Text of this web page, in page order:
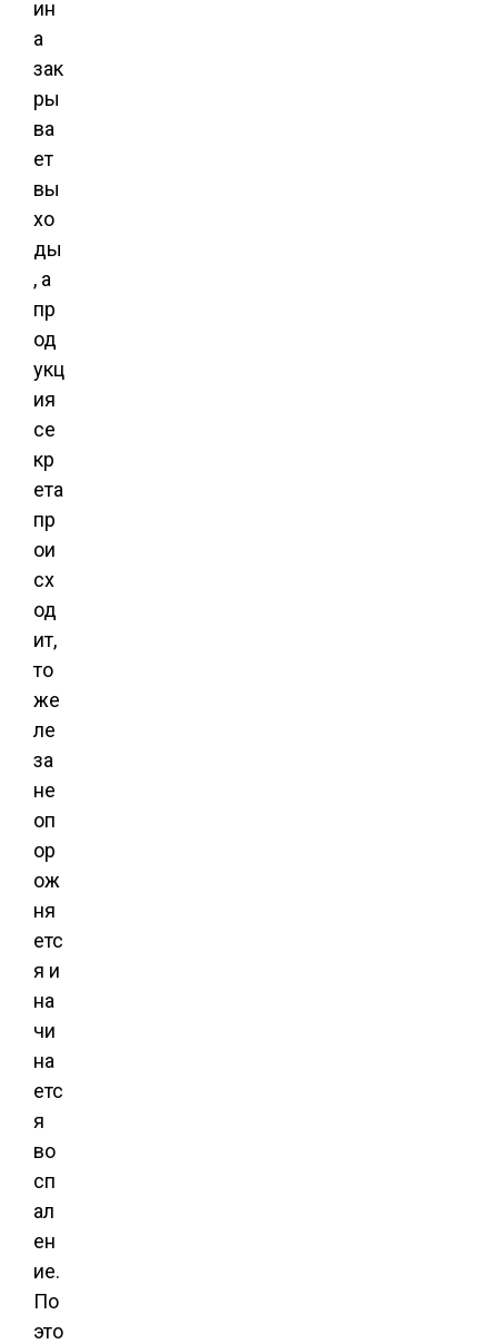
ин
а
зак
ры
ва
ет
вы
хо
ды
, а
пр
од
укц
ия
се
кр
ета
пр
ои
сх
од
ит,
то
же
ле
за
не
оп
ор
ож
ня
етс
я и
на
чи
на
етс
я
во
сп
ал
ен
ие.
По
это